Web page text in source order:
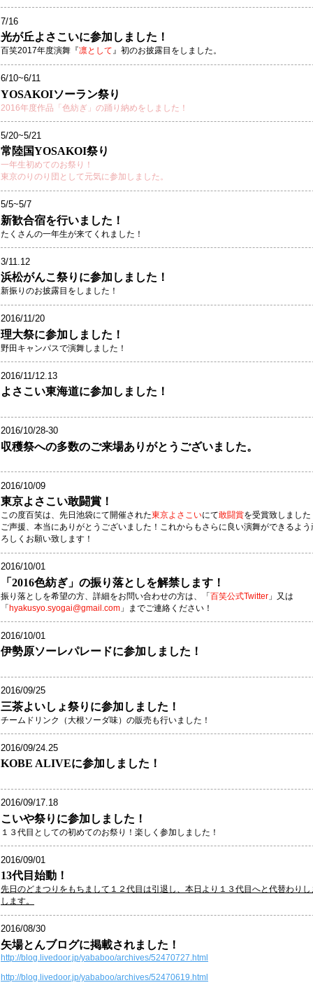
7/16
光が丘よさこいに参加しました！
百笑2017年度演舞『凛として』初のお披露目をしました。
6/10~6/11
YOSAKOIソーラン祭り
2016年度作品「色紡ぎ」の踊り納めをしました！
5/20~5/21
常陸国YOSAKOI祭り
一年生初めてのお祭り！
東京のりのり団として元気に参加しました。
5/5~5/7
新歓合宿を行いました！
​たくさんの一年生が来てくれました！
3/11.12
浜松がんこ祭りに参加しました！
​新振りのお披露目をしました！
2016/11/20
理大祭に参加しました！
​野田キャンパスで演舞しました！
2016/11/12.13
よさこい東海道に参加しました！
2016/10/28-30
収穫祭への多数のご来場ありがとうございました。
2016/10/09
東京よさこい敢闘賞！
この度百笑は、先日池袋にて開催された東京よさこいにて敢闘賞を受賞致しまし
ご声援、本当にありがとうございました！これからもさらに良い演舞ができるよ
ろしくお願い致します！
2016/10/01
「2016色紡ぎ」の振り落としを解禁します！
振り落としを希望の方、詳細をお問い合わせの方は、「百笑公式Twitter 」又は
「hyakusyo.syogai@gmail.com 」までご連絡​ください！
2016/10/01
伊勢原ソーレパレードに参加しました！
2016/09/25
三茶よいしょ祭りに参加しました！
チームドリンク（大根ソーダ味）の販売​も行いました！
2016/09/24.25
KOBE ALIVEに参加しました！
2016/09/17.18
こいや祭りに参加しました！
１３代目としての初めてのお祭り！楽しく参加しました！
2016/09/01
13代目始動！
先日のどまつりをもちまして１２代目は引退し、本日より１３代目へと代替わり
します。
2016/08/30
矢場とんブログに掲載されました！
http://blog.livedoor.jp/yababoo/archives/52470727.html
http://blog.livedoor.jp/yababoo/archives/52470619.html